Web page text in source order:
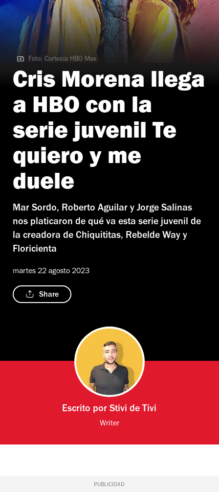
Foto: Cortesía HBO Max
Foto: Cortesía HBO Max
Cris Morena llega
a HBO con la
serie juvenil Te
quiero y me
duele
Mar Sordo, Roberto Aguilar y Jorge Salinas
nos platicaron de qué va esta serie juvenil de
la creadora de Chiquititas, Rebelde Way y
Floricienta
martes 22 agosto 2023
Share
Escrito porStivi de Tivi
Writer
PUBLICIDAD